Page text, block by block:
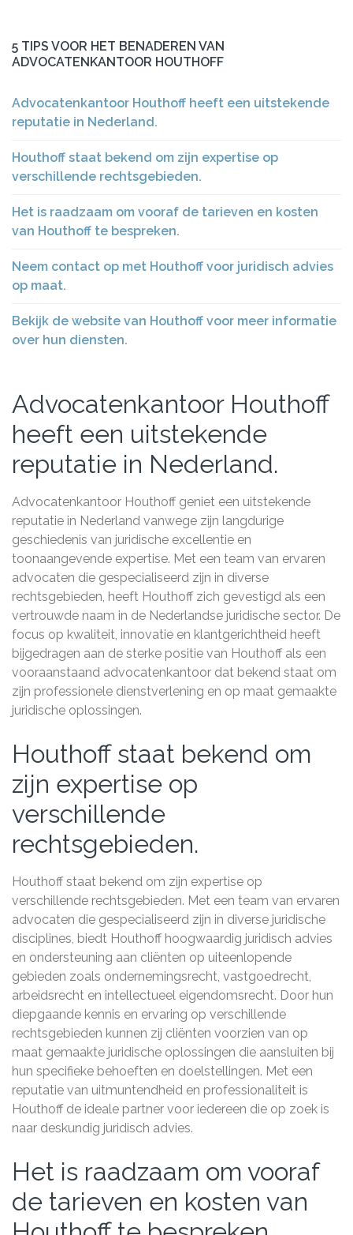
5 TIPS VOOR HET BENADEREN VAN
ADVOCATENKANTOOR HOUTHOFF
Advocatenkantoor Houthoff heeft een uitstekende
reputatie in Nederland.
Houthoff staat bekend om zijn expertise op
verschillende rechtsgebieden.
Het is raadzaam om vooraf de tarieven en kosten
van Houthoff te bespreken.
Neem contact op met Houthoff voor juridisch advies
op maat.
Bekijk de website van Houthoff voor meer informatie
over hun diensten.
Advocatenkantoor Houthoff
heeft een uitstekende
reputatie in Nederland.
Advocatenkantoor Houthoff geniet een uitstekende
reputatie in Nederland vanwege zijn langdurige
geschiedenis van juridische excellentie en
toonaangevende expertise. Met een team van ervaren
advocaten die gespecialiseerd zijn in diverse
rechtsgebieden, heeft Houthoff zich gevestigd als een
vertrouwde naam in de Nederlandse juridische sector. De
focus op kwaliteit, innovatie en klantgerichtheid heeft
bijgedragen aan de sterke positie van Houthoff als een
vooraanstaand advocatenkantoor dat bekend staat om
zijn professionele dienstverlening en op maat gemaakte
juridische oplossingen.
Houthoff staat bekend om
zijn expertise op
verschillende
rechtsgebieden.
Houthoff staat bekend om zijn expertise op
verschillende rechtsgebieden. Met een team van ervaren
advocaten die gespecialiseerd zijn in diverse juridische
disciplines, biedt Houthoff hoogwaardig juridisch advies
en ondersteuning aan cliënten op uiteenlopende
gebieden zoals ondernemingsrecht, vastgoedrecht,
arbeidsrecht en intellectueel eigendomsrecht. Door hun
diepgaande kennis en ervaring op verschillende
rechtsgebieden kunnen zij cliënten voorzien van op
maat gemaakte juridische oplossingen die aansluiten bij
hun specifieke behoeften en doelstellingen. Met een
reputatie van uitmuntendheid en professionaliteit is
Houthoff de ideale partner voor iedereen die op zoek is
naar deskundig juridisch advies.
Het is raadzaam om vooraf
de tarieven en kosten van